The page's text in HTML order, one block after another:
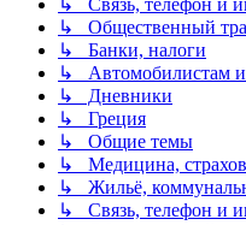
↳ Общественный
↳ Банки, налоги
↳ Автомобилистам и
↳ Дневники
↳ Греция
↳ Общие темы
↳ Медицина,
↳ Жильё,
↳ Связь, телефон и